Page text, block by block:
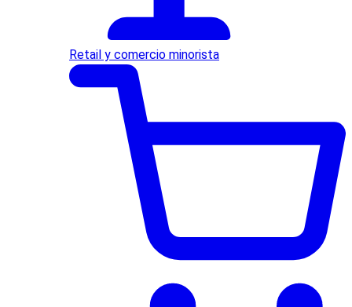
Retail y comercio minorista